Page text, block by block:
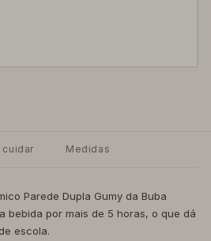
cuidar Medidas
Parede Dupla Gumy da Buba
bebida por mais de 5 horas, o que dá
escola.